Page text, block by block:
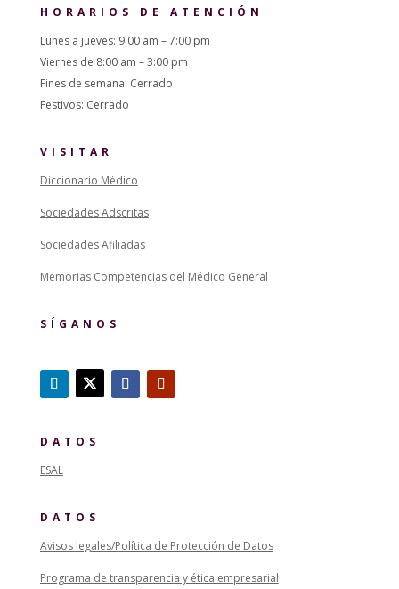
HORARIOS DE ATENCIÓN
Lunes a jueves: 9:00 am – 7:00 pm
Viernes de 8:00 am – 3:00 pm
Fines de semana: Cerrado
Festivos: Cerrado
VISITAR
Diccionario Médico
Sociedades Adscritas
Sociedades Afiliadas
Memorias Competencias del Médico General
SÍGANOS
DATOS
ESAL
DATOS
Avisos legales/Política de Protección de Datos
Programa de transparencia y ética empresarial